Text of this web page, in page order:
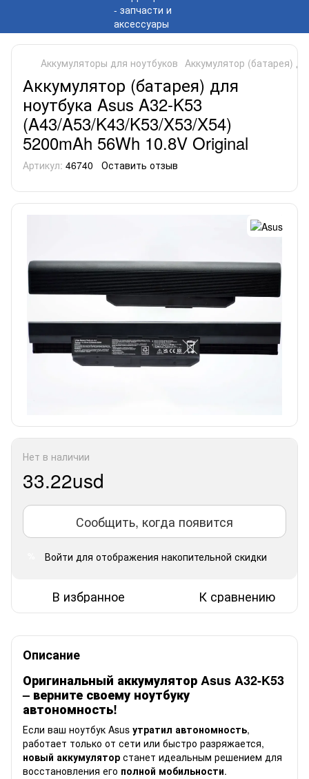
Аккумуляторы для ноутбуков Аккумулятор (батарея)
Аккумулятор (батарея) для
ноутбука Asus A32-K53
(A43/A53/K43/K53/X53/X54)
5200mAh 56Wh 10.8V Original
Артикул: 46740 Оставить отзыв
Нет в наличии
33.22usd
Сообщить, когда появится
Войти для отображения накопительной скидки
В избранное К сравнению
Описание
Оригинальный аккумулятор AsusA32-K53
– верните своему ноутбуку
автономность!
Если ваш ноутбук Asus утратил автономность,
работает только от сети или быстро разряжается,
новый аккумулятор станет идеальным решением для
восстановления его полной мобильности.